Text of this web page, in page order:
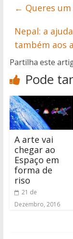
← Queres
Nepal: a
também aos
Partilha este
Pode
A arte vai
chegar ao
Espaço em
forma de
riso
21 de
Dezembro, 2016